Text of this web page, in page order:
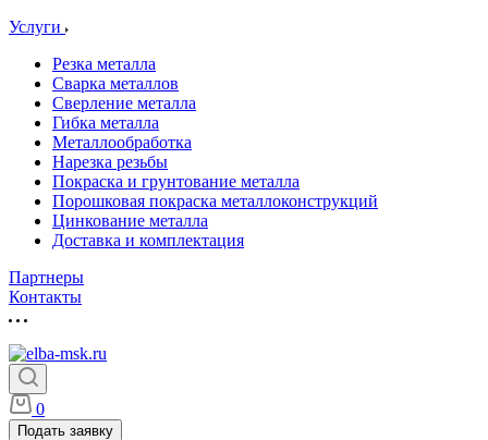
Услуги
Резка металла
Сварка металлов
Сверление металла
Гибка металла
Металлообработка
Нарезка резьбы
Покраска и грунтование металла
Порошковая покраска металлоконструкций
Цинкование металла
Доставка и комплектация
Партнеры
Контакты
0
Подать заявку